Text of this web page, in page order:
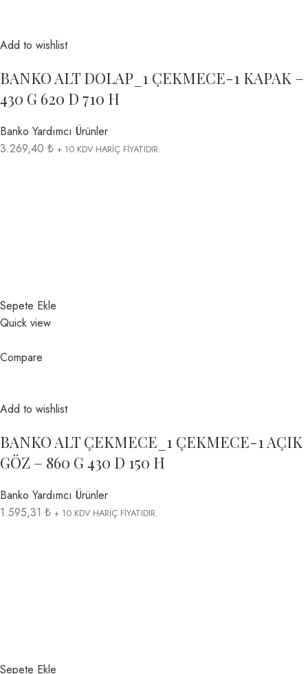
Add to wishlist
BANKO ALT DOLAP_1 ÇEKMECE-1 KAPAK –
430 G 620 D 710 H
Banko Yardımcı Ürünler
3.269,40 ₺ + 10 KDV HARİÇ FİYATIDIR.
Sepete Ekle
Quick view
Compare
Add to wishlist
BANKO ALT ÇEKMECE_1 ÇEKMECE-1 AÇIK
GÖZ – 860 G 430 D 150 H
Banko Yardımcı Ürünler
1.595,31 ₺ + 10 KDV HARİÇ FİYATIDIR.
Sepete Ekle